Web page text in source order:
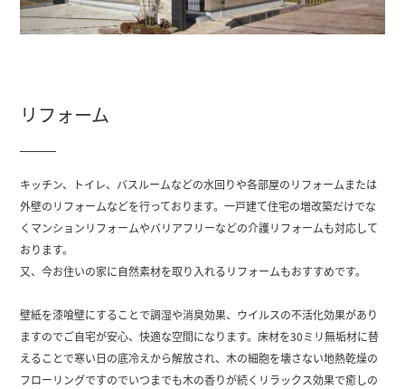
リフォーム
キッチン、トイレ、バスルームなどの水回りや各部屋のリフォームまたは
外壁のリフォームなどを行っております。一戸建て住宅の増改築だけでな
くマンションリフォームやバリアフリーなどの介護リフォームも対応して
おります。
又、今お住いの家に自然素材を取り入れるリフォームもおすすめです。
壁紙を漆喰壁にすることで調湿や消臭効果、ウイルスの不活化効果があり
ますのでご自宅が安心、快適な空間になります。床材を30ミリ無垢材に替
えることで寒い日の底冷えから解放され、木の細胞を壊さない地熱乾燥の
フローリングですのでいつまでも木の香りが続くリラックス効果で癒しの